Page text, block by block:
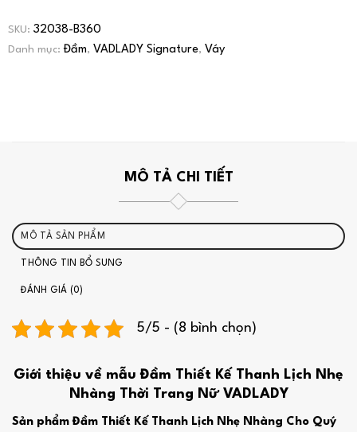
SKU: 32038-B360
Danh mục:Đầm, VADLADY Signature, Váy
MÔ TẢ CHI TIẾT
MÔ TẢ SẢN PHẨM
THÔNG TIN BỔ SUNG
ĐÁNH GIÁ (0)
5/5 - (8 bình chọn)
Giới thiệu về mẫu Đầm Thiết Kế Thanh Lịch Nhẹ
Nhàng Thời Trang Nữ VADLADY
Sản phẩm Đầm Thiết Kế Thanh Lịch Nhẹ Nhàng Cho Quý